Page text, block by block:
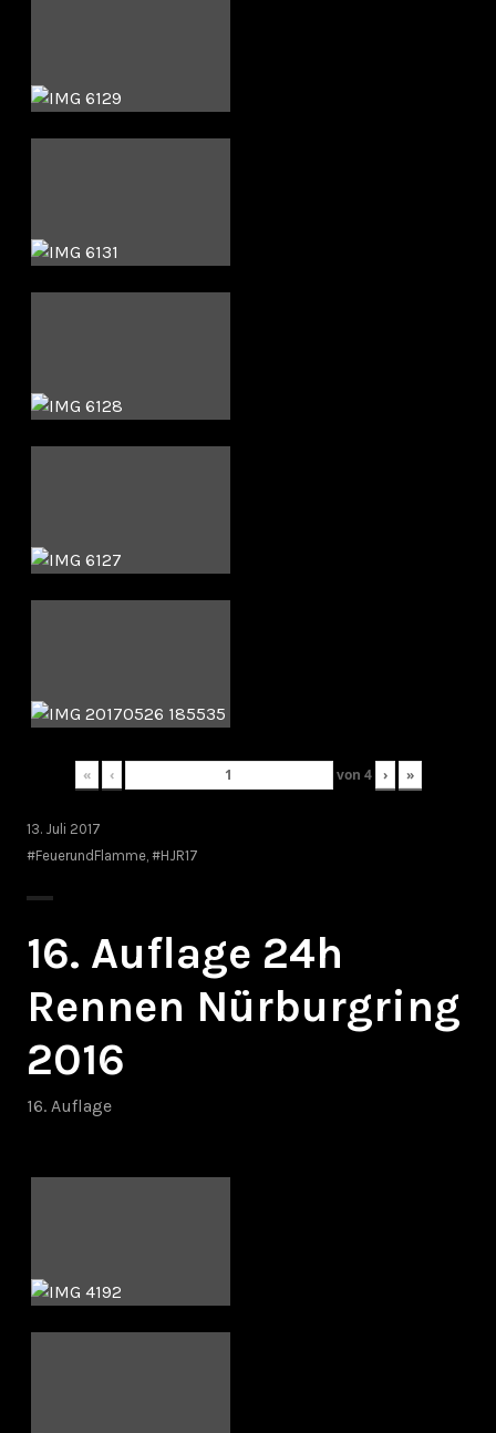
« ‹ von 4 › »
13. Juli 2017
#FeuerundFlamme, #HJR17
16. Auflage 24h
Rennen Nürburgring
2016
16. Auflage